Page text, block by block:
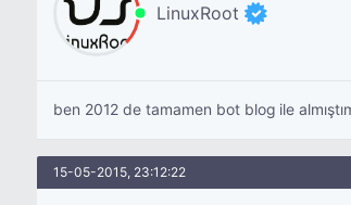
LinuxRoot
ben 2012 de tamamen bot blog ile
15-05-2015, 23:12:22